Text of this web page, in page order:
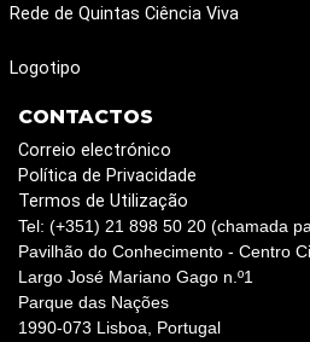
Rede de Quintas Ciência Viva
Logotipo
CONTACTOS
Correio electrónico
Política de Privacidade
Termos de Utilização
Tel: (+351) 21 898 50 20 (chamada
Pavilhão do Conhecimento - Centro
Largo José Mariano Gago n.º1
Parque das Nações
1990-073 Lisboa, Portugal